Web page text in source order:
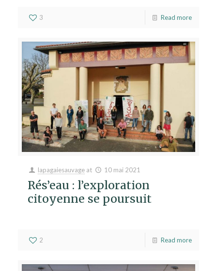
3 Read more
lapagaiesauvage at 10 mai 2021
Rés’eau : l’exploration
citoyenne se poursuit
2 Read more